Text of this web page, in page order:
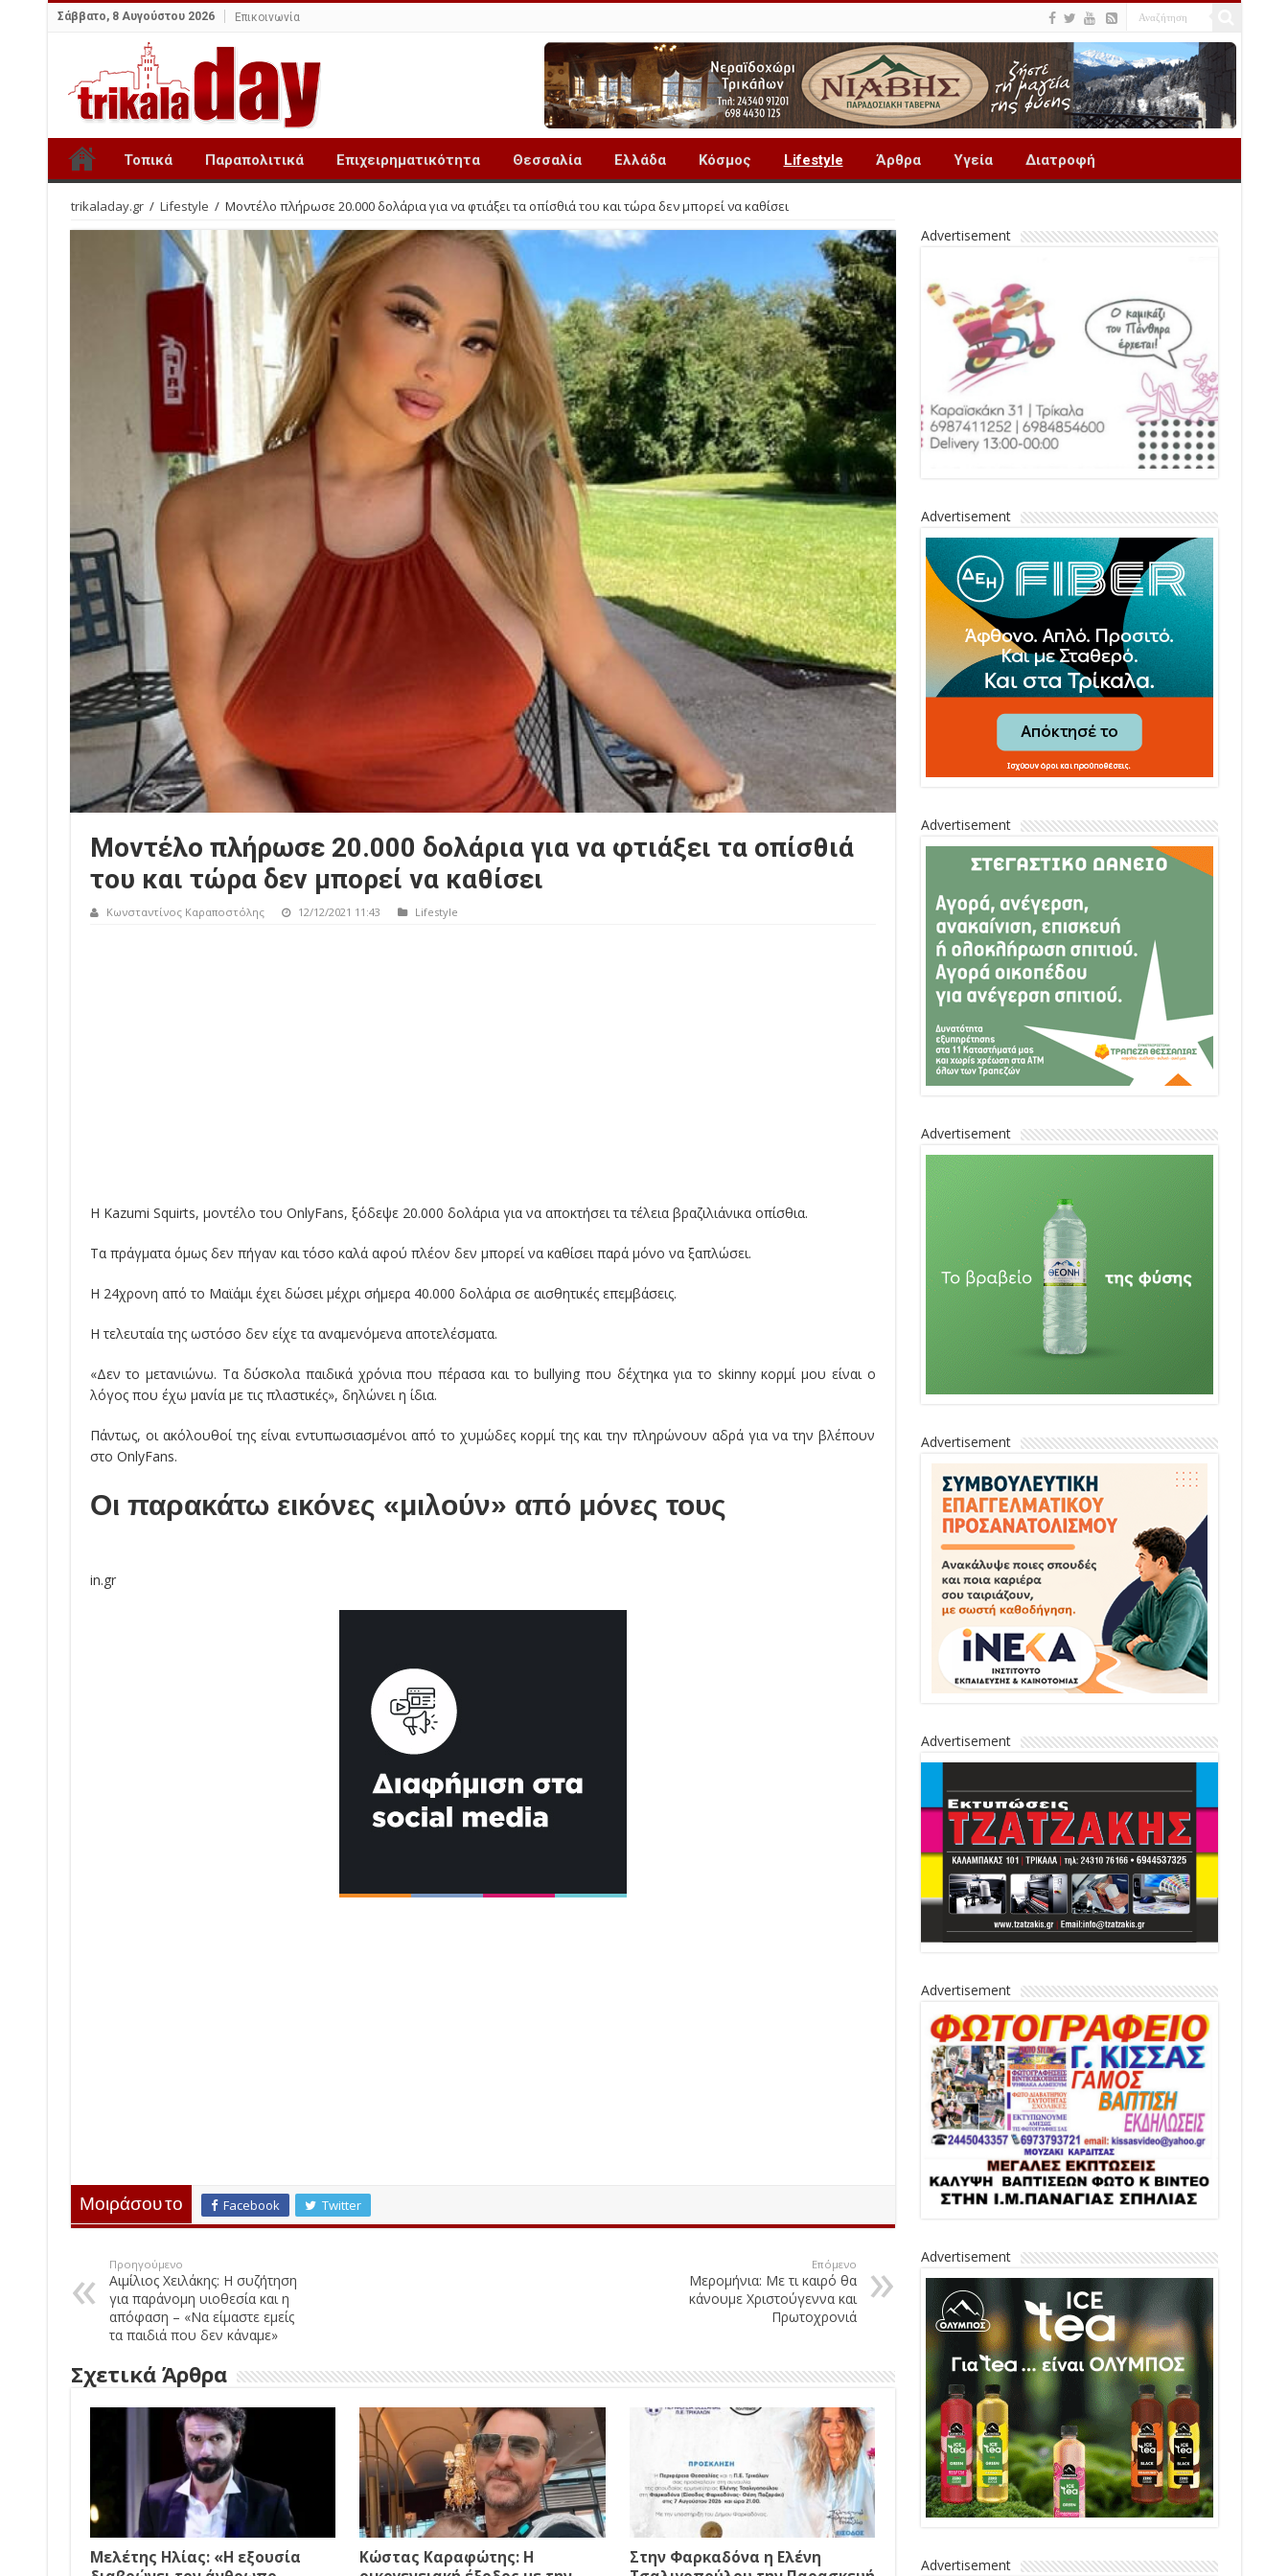
Σάββατο, 8 Αυγούστου 2026 Επικοινωνία
Τοπικά Παραπολιτικά Επιχειρηματικότητα Θεσσαλία Ελλάδα Κόσμος Lifestyle Άρθρα Υγεία Διατροφή
trikaladay.gr / Lifestyle / Μοντέλο πλήρωσε 20.000 δολάρια για να φτιάξει τα οπίσθιά του και τώρα δεν μπορεί να καθίσει
Μοντέλο πλήρωσε 20.000 δολάρια για να φτιάξει τα οπίσθιά
του και τώρα δεν μπορεί να καθίσει
Κωνσταντίνος Καραποστόλης 12/12/2021 11:43 Lifestyle
H Kazumi Squirts, μοντέλο του OnlyFans, ξόδεψε 20.000 δολάρια για να αποκτήσει τα τέλεια βραζιλιάνικα οπίσθια.
Τα πράγματα όμως δεν πήγαν και τόσο καλά αφού πλέον δεν μπορεί να καθίσει παρά μόνο να ξαπλώσει.
Η 24χρονη από το Μαϊάμι έχει δώσει μέχρι σήμερα 40.000 δολάρια σε αισθητικές επεμβάσεις.
Η τελευταία της ωστόσο δεν είχε τα αναμενόμενα αποτελέσματα.
«Δεν το μετανιώνω. Τα δύσκολα παιδικά χρόνια που πέρασα και το bullying που δέχτηκα για το skinny κορμί μου είναι ο
λόγος που έχω μανία με τις πλαστικές», δηλώνει η ίδια.
Πάντως, οι ακόλουθοί της είναι εντυπωσιασμένοι από το χυμώδες κορμί της και την πληρώνουν αδρά για να την βλέπουν
στο OnlyFans.
Οι παρακάτω εικόνες «μιλούν» από μόνες τους
in.gr
Μοιράσου το Facebook Twitter
Προηγούμενο
Αιμίλιος Χειλάκης: Η συζήτηση
για παράνομη υιοθεσία και η
απόφαση – «Να είμαστε εμείς
τα παιδιά που δεν κάναμε»
Επόμενο
Μερομήνια: Με τι καιρό θα
κάνουμε Χριστούγεννα και
Πρωτοχρονιά
Σχετικά Άρθρα
Μελέτης Ηλίας: «Η εξουσία
Κώστας Καραφώτης: Η
Στην Φαρκαδόνα η Ελένη
Advertisement
Advertisement
Advertisement
Advertisement
Advertisement
Advertisement
Advertisement
Advertisement
Advertisement